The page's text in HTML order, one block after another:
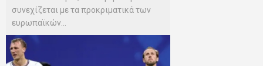
συνεχίζεται με τα προκριματικά των
ευρωπαϊκών...